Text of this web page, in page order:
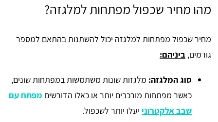
מהו מחיר שכפול מפתחות למלגזה?
מחיר שכפול מפתחות למלגזה יכול להשתנות בהתאם למספר
גורמים, ביניהם:
סוג המלגזה: מלגזות שונות משתמשות במפתחות שונים,
כאשר מפתחות מורכבים יותר או כאלו הדורשים מפתח עם
שבב אלקטרוני יעלו יותר לשכפול.